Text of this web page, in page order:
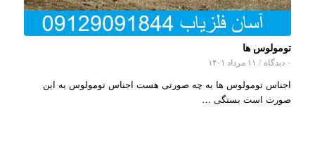
تومولوس ها
۰ دیدگاه / ۱۱ مرداد ۱۴۰۱
اجناس تومولوس ها به چه صورتی هست اجناس تومولوس به این
صورت است بستگی …